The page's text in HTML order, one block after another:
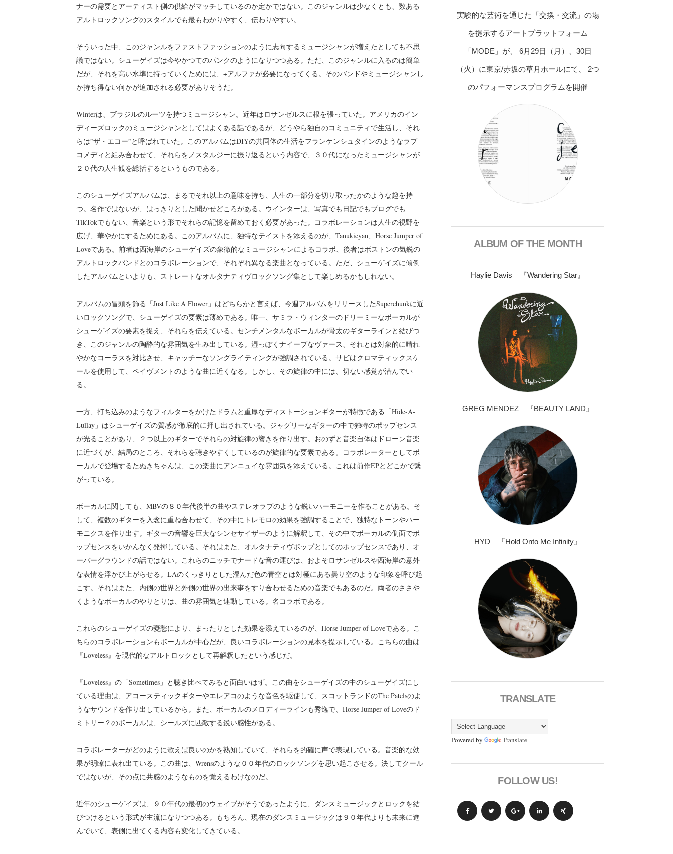
ナーの需要とアーティスト側の供給がマッチしているのか定かではない。このジャンルは少なくとも、数ある
アルトロックソングのスタイルでも最もわかりやすく、伝わりやすい。
そういった中、このジャンルをファストファッションのように志向するミュージシャンが増えたとしても不思
議ではない。シューゲイズは今やかつてのパンクのようになりつつある。ただ、このジャンルに入るのは簡単
だが、それを高い水準に持っていくためには、+アルファが必要になってくる。そのバンドやミュージシャンし
か持ち得ない何かが追加される必要がありそうだ。
Winterは、ブラジルのルーツを持つミュージシャン。近年はロサンゼルスに根を張っていた。アメリカのイン
ディーズロックのミュージシャンとしてはよくある話であるが、どうやら独自のコミュニティで生活し、それ
らは”ザ・エコー”と呼ばれていた。このアルバムはDIYの共同体の生活をフランケンシュタインのようなラブ
コメディと組み合わせて、それらをノスタルジーに振り返るという内容で、３０代になったミュージシャンが
２０代の人生観を総括するというものである。
このシューゲイズアルバムは、まるでそれ以上の意味を持ち、人生の一部分を切り取ったかのような趣を持
つ。名作ではないが、はっきりとした聞かせどころがある。ウインターは、写真でも日記でもブログでも
TikTokでもない、音楽という形でそれらの記憶を留めておく必要があった。コラボレーションは人生の視野を
広げ、華やかにするためにある。このアルバムに、独特なテイストを添えるのが、Tanukicyan、Horse Jumper of
Loveである。前者は西海岸のシューゲイズの象徴的なミュージシャンによるコラボ、後者はボストンの気鋭の
アルトロックバンドとのコラボレーションで、それぞれ異なる楽曲となっている。ただ、シューゲイズに傾倒
したアルバムといよりも、ストレートなオルタナティヴロックソング集として楽しめるかもしれない。
アルバムの冒頭を飾る「Just Like A Flower」はどちらかと言えば、今週アルバムをリリースしたSuperchunkに近
いロックソングで、シューゲイズの要素は薄めである。唯一、サミラ・ウィンターのドリーミーなボーカルが
シューゲイズの要素を捉え、それらを伝えている。センチメンタルなボーカルが骨太のギターラインと結びつ
き、このジャンルの陶酔的な雰囲気を生み出している。湿っぽくナイーブなヴァース、それとは対象的に晴れ
やかなコーラスを対比させ、キャッチーなソングライティングが強調されている。サビはクロマティックスケ
ールを使用して、ペイヴメントのような曲に近くなる。しかし、その旋律の中には、切ない感覚が潜んでい
る。
一方、打ち込みのようなフィルターをかけたドラムと重厚なディストーションギターが特徴である「Hide-A-
Lullay」はシューゲイズの質感が徹底的に押し出されている。ジャグリーなギターの中で独特のポップセンス
が光ることがあり、２つ以上のギターでそれらの対旋律の響きを作り出す。おのずと音楽自体はドローン音楽
に近づくが、結局のところ、それらを聴きやすくしているのが旋律的な要素である。コラボレーターとしてボ
ーカルで登場するたぬきちゃんは、この楽曲にアンニュイな雰囲気を添えている。これは前作EPとどこかで繋
がっている。
ボーカルに関しても、MBVの８０年代後半の曲やステレオラブのような鋭いハーモニーを作ることがある。そ
して、複数のギターを入念に重ね合わせて、その中にトレモロの効果を強調することで、独特なトーンやハー
モニクスを作り出す。ギターの音響を巨大なシンセサイザーのように解釈して、その中でボーカルの側面でポ
ップセンスをいかんなく発揮している。それはまた、オルタナティヴポップとしてのポップセンスであり、オ
ーバーグラウンドの話ではない。これらのニッチでナードな音の運びは、およそロサンゼルスや西海岸の意外
な表情を浮かび上がらせる。LAのくっきりとした澄んだ色の青空とは対極にある曇り空のような印象を呼び起
こす。それはまた、内側の世界と外側の世界の出来事をすり合わせるための音楽でもあるのだ。両者のささや
くようなボーカルのやりとりは、曲の雰囲気と連動している。名コラボである。
これらのシューゲイズの憂愁により、まったりとした効果を添えているのが、Horse Jumper of Loveである。こ
ちらのコラボレーションもボーカルが中心だが、良いコラボレーションの見本を提示している。こちらの曲は
『Loveless』を現代的なアルトロックとして再解釈したという感じだ。
『Loveless』の「Sometimes」と聴き比べてみると面白いはず。この曲をシューゲイズの中のシューゲイズにし
ている理由は、アコースティックギターやエレアコのような音色を駆使して、スコットランドのThe Patelsのよ
うなサウンドを作り出しているから。また、ボーカルのメロディーラインも秀逸で、Horse Jumper of Loveのド
ミトリー？のボーカルは、シールズに匹敵する鋭い感性がある。
コラボレーターがどのように歌えば良いのかを熟知していて、それらを的確に声で表現している。音楽的な効
果が明瞭に表れ出ている。この曲は、Wrensのような００年代のロックソングを思い起こさせる。決してクール
ではないが、その点に共感のようなものを覚えるわけなのだ。
近年のシューゲイズは、９０年代の最初のウェイブがそうであったように、ダンスミュージックとロックを結
びつけるという形式が主流になりつつある。もちろん、現在のダンスミュージックは９０年代よりも未来に進
んでいて、表側に出てくる内容も変化してきている。
実験的な芸術を通じた「交換・交流」の場
を提示するアートプラットフォーム
「MODE」が、 6月29日（月）、30日
（火）に東京/赤坂の草月ホールにて、 2つ
のパフォーマンスプログラムを開催
ALBUM OF THE MONTH
Haylie Davis 『Wandering Star』
GREG MENDEZ 『BEAUTY LAND』
HYD 『Hold Onto Me Infinity』
TRANSLATE
Powered by Translate
FOLLOW US!